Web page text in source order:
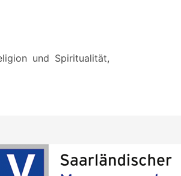
und Spiritualität,